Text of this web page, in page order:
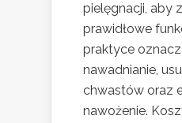
pielęgnacji, aby
prawidłowe
praktyce
nawadnianie,
chwastów oraz
nawożenie.